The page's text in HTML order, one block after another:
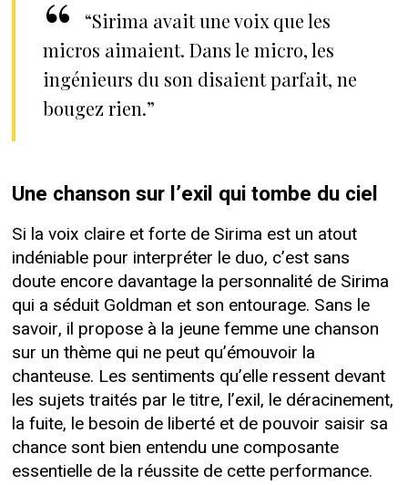
“Sirima avait une voix que les
micros aimaient. Dans le micro, les
ingénieurs du son disaient parfait, ne
bougez rien.”
Une chanson sur l’exil qui tombe du ciel
Si la voix claire et forte de Sirima est un atout
indéniable pour interpréter le duo, c’est sans
doute encore davantage la personnalité de Sirima
qui a séduit Goldman et son entourage. Sans le
savoir, il propose à la jeune femme une chanson
sur un thème qui ne peut qu’émouvoir la
chanteuse. Les sentiments qu’elle ressent devant
les sujets traités par le titre, l’exil, le déracinement,
la fuite, le besoin de liberté et de pouvoir saisir sa
chance sont bien entendu une composante
essentielle de la réussite de cette performance.